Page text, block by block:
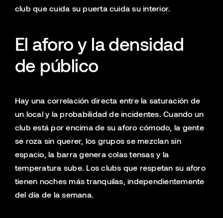
club que cuida su puerta cuida su interior.
El aforo y la densidad
de público
Hay una correlación directa entre la saturación de
un local y la probabilidad de incidentes. Cuando un
club está por encima de su aforo cómodo, la gente
se roza sin querer, los grupos se mezclan sin
espacio, la barra genera colas tensas y la
temperatura sube. Los clubs que respetan su aforo
tienen noches más tranquilas, independientemente
del día de la semana.